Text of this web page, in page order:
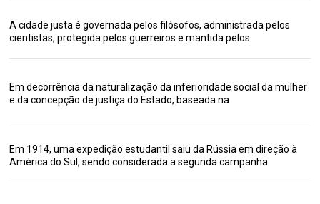
A cidade justa é governada pelos filósofos, administrada pelos
cientistas, protegida pelos guerreiros e mantida pelos
Em decorrência da naturalização da inferioridade social da mulher
e da concepção de justiça do Estado, baseada na
Em 1914, uma expedição estudantil saiu da Rússia em direção à
América do Sul, sendo considerada a segunda campanha